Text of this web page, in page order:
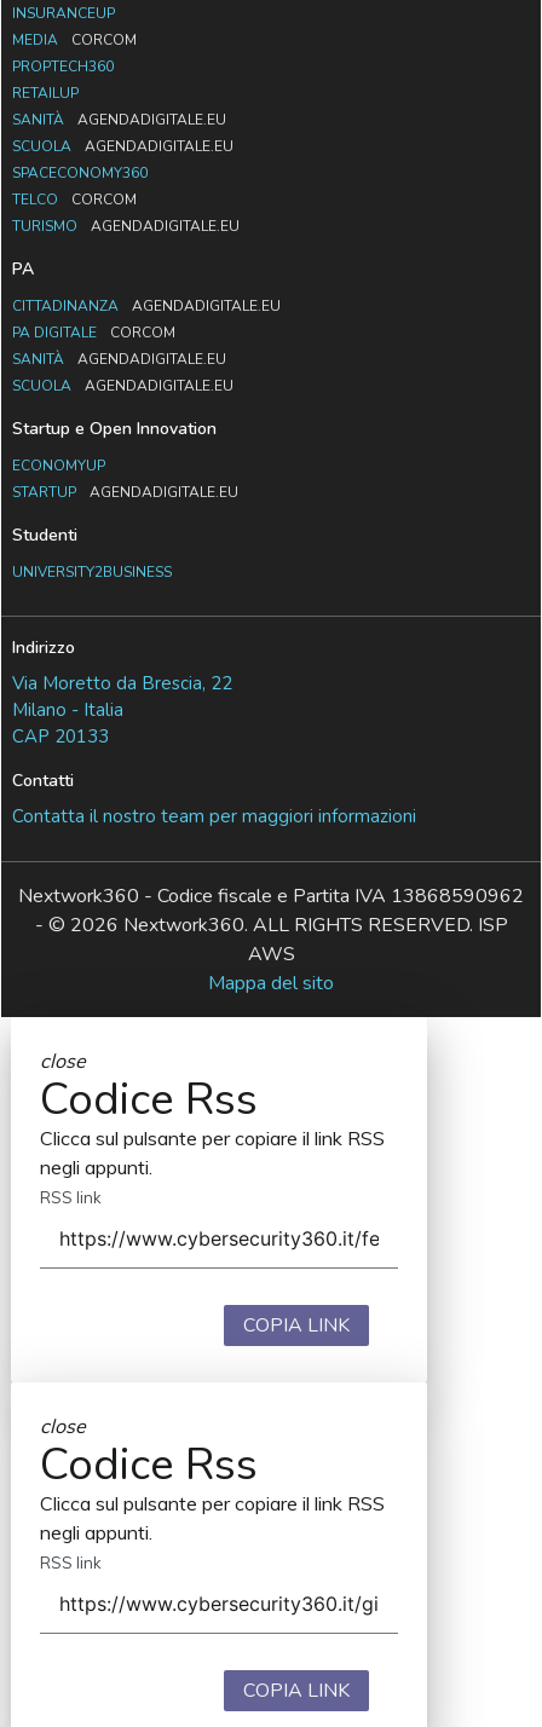
INSURANCEUP
MEDIA
CORCOM
PROPTECH360
RETAILUP
SANITÀ
AGENDADIGITALE.EU
SCUOLA
AGENDADIGITALE.EU
SPACECONOMY360
TELCO
CORCOM
TURISMO
AGENDADIGITALE.EU
PA
CITTADINANZA
AGENDADIGITALE.EU
PA DIGITALE
CORCOM
SANITÀ
AGENDADIGITALE.EU
SCUOLA
AGENDADIGITALE.EU
Startup e Open Innovation
ECONOMYUP
STARTUP
AGENDADIGITALE.EU
Studenti
UNIVERSITY2BUSINESS
Indirizzo
Via Moretto da Brescia, 22
Milano - Italia
CAP 20133
Contatti
Contatta il nostro team per maggiori informazioni
Nextwork360 - Codice fiscale e Partita IVA 13868590962
- © 2026 Nextwork360. ALL RIGHTS RESERVED. ISP
AWS
Mappa del sito
close
Codice Rss
Clicca sul pulsante per copiare il link RSS
negli appunti.
RSS link
COPIA LINK
close
Codice Rss
Clicca sul pulsante per copiare il link RSS
negli appunti.
RSS link
COPIA LINK